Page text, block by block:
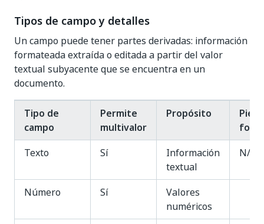
Tipos de campo y detalles
Un campo puede tener partes derivadas: información
formateada extraída o editada a partir del valor
textual subyacente que se encuentra en un
documento.
Tipo de
campo
Permite
multivalor
Propósito
Texto
Sí
Información
textual
N/D
Número Sí
Valores
numéricos